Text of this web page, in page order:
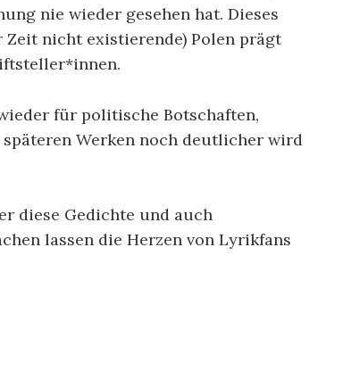
nie wieder gesehen hat. Dieses
nicht existierende) Polen prägt
für politische Botschaften,
Werken noch deutlicher wird
diese Gedichte und auch
lassen die Herzen von Lyrikfans